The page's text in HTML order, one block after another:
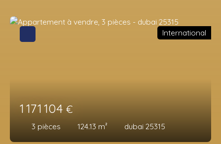
1 171 104 €
3 pièces 124.13 m² dubai 25315
International